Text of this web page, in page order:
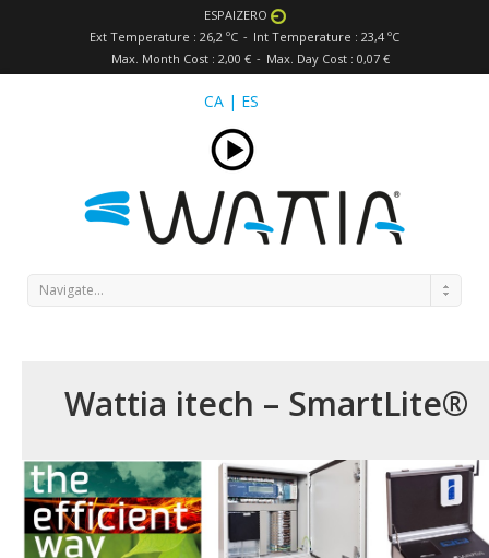
ESPAIZERO
Ext Temperature : 26,2 ºC
Int Temperature : 23,4 ºC
Max. Month Cost : 2,00 €
Max. Day Cost : 0,07 €
CA | ES
Navigate...
Wattia itech – SmartLite®